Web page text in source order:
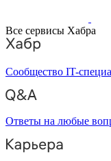
Все сервисы Хабра
Сообщество IT-
Ответы на любые